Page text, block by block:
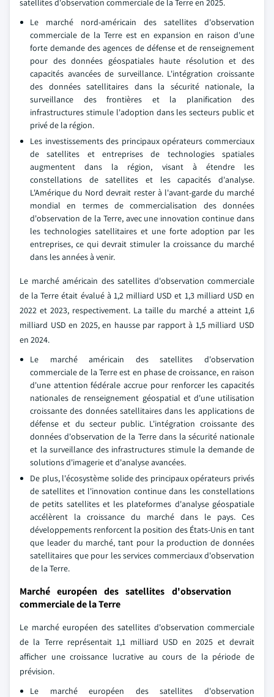
Le marché nord-américain des satellites d'observation
commerciale de la Terre est en expansion en raison d'une
forte demande des agences de défense et de renseignement
pour des données géospatiales haute résolution et des
capacités avancées de surveillance. L'intégration croissante
des données satellitaires dans la sécurité nationale, la
surveillance des frontières et la planification des
infrastructures stimule l'adoption dans les secteurs public et
privé de la région.
Les investissements des principaux opérateurs commerciaux
de satellites et entreprises de technologies spatiales
augmentent dans la région, visant à étendre les
constellations de satellites et les capacités d'analyse.
L'Amérique du Nord devrait rester à l'avant-garde du marché
mondial en termes de commercialisation des données
d'observation de la Terre, avec une innovation continue dans
les technologies satellitaires et une forte adoption par les
entreprises, ce qui devrait stimuler la croissance du marché
dans les années à venir.
Le marché américain des satellites d'observation commerciale
de la Terre était évalué à 1,2 milliard USD et 1,3 milliard USD en
2022 et 2023, respectivement. La taille du marché a atteint 1,6
milliard USD en 2025, en hausse par rapport à 1,5 milliard USD
en 2024.
Le marché américain des satellites d'observation
commerciale de la Terre est en phase de croissance, en raison
d'une attention fédérale accrue pour renforcer les capacités
nationales de renseignement géospatial et d'une utilisation
croissante des données satellitaires dans les applications de
défense et du secteur public. L'intégration croissante des
données d'observation de la Terre dans la sécurité nationale
et la surveillance des infrastructures stimule la demande de
solutions d'imagerie et d'analyse avancées.
De plus, l'écosystème solide des principaux opérateurs privés
de satellites et l'innovation continue dans les constellations
de petits satellites et les plateformes d'analyse géospatiale
accélèrent la croissance du marché dans le pays. Ces
développements renforcent la position des États-Unis en tant
que leader du marché, tant pour la production de données
satellitaires que pour les services commerciaux d'observation
de la Terre.
Marché européen des satellites d'observation
commerciale de la Terre
Le marché européen des satellites d'observation commerciale
de la Terre représentait 1,1 milliard USD en 2025 et devrait
afficher une croissance lucrative au cours de la période de
prévision.
Le marché européen des satellites d'observation